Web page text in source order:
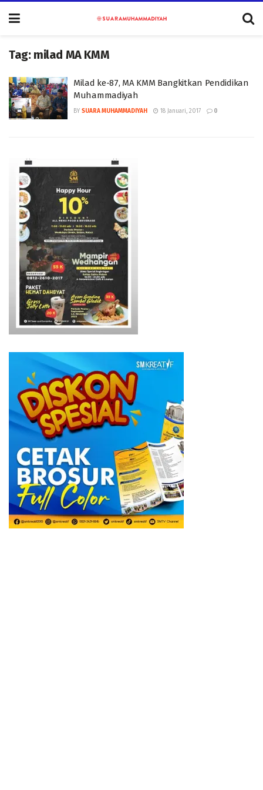
Tag: milad MA KMM
Milad ke-87, MA KMM Bangkitkan Pendidikan
Muhammadiyah
BY SUARA MUHAMMADIYAH 18 Januari, 2017 0